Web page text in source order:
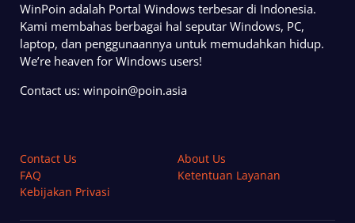
WinPoin adalah Portal Windows terbesar di Indonesia.
Kami membahas berbagai hal seputar Windows, PC,
laptop, dan penggunaannya untuk memudahkan hidup.
We’re heaven for Windows users!
Contact us: winpoin@poin.asia
Contact Us
About Us
FAQ
Ketentuan Layanan
Kebijakan Privasi